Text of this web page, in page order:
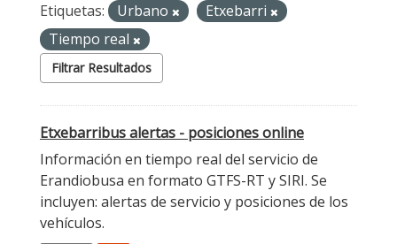
Etiquetas: Urbano
Etxebarri
Tiempo real
Filtrar Resultados
Etxebarribus alertas - posiciones online
Información en tiempo real del servicio de
Erandiobusa en formato GTFS-RT y SIRI. Se
incluyen: alertas de servicio y posiciones de los
vehículos.